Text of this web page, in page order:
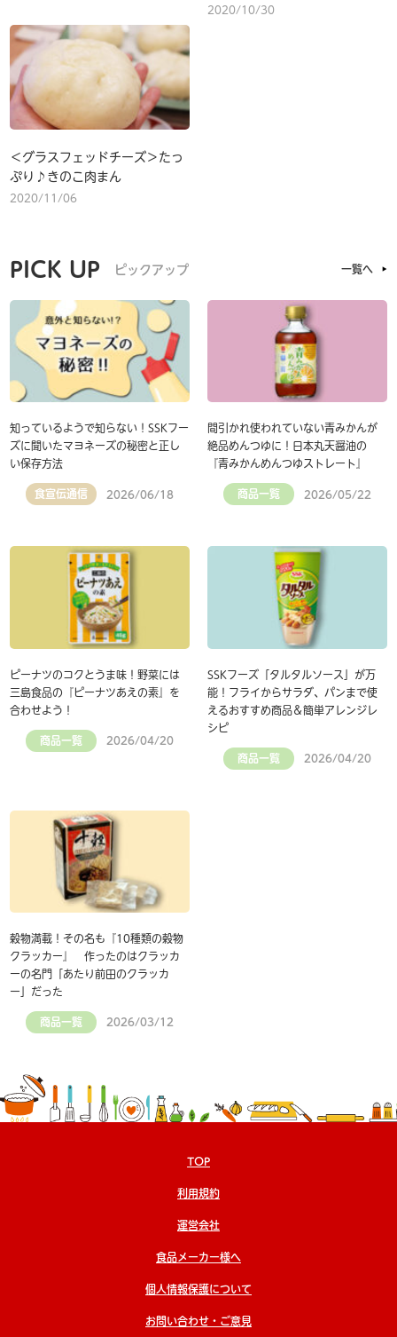
2020/10/30
＜グラスフェッドチーズ＞たっ
ぷり♪きのこ肉まん
2020/11/06
PICK UP ピックアップ 一覧へ
知っているようで知らない！SSKフー
ズに聞いたマヨネーズの秘密と正し
い保存方法
食宣伝通信 2026/06/18
間引かれ使われていない青みかんが
絶品めんつゆに！日本丸天醤油の
『青みかんめんつゆストレート』
商品一覧 2026/05/22
ピーナツのコクとうま味！野菜には
三島食品の『ピーナツあえの素』を
合わせよう！
商品一覧 2026/04/20
SSKフーズ「タルタルソース」が万
能！フライからサラダ、パンまで使
えるおすすめ商品＆簡単アレンジレ
シピ
商品一覧 2026/04/20
穀物満載！その名も『10種類の穀物
クラッカー』 作ったのはクラッカ
ーの名門「あたり前田のクラッカ
ー」だった
商品一覧 2026/03/12
TOP
利用規約
運営会社
食品メーカー様へ
個人情報保護について
お問い合わせ・ご意見